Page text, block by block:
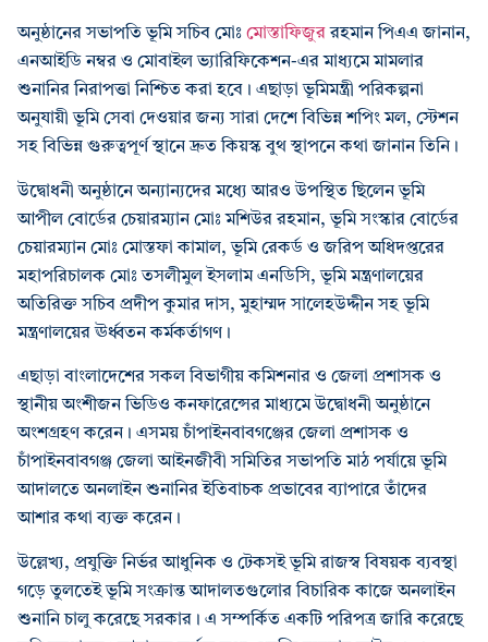
অনুষ্ঠানের সভাপতি ভূমি সচিব মোঃ মোস্তাফিজুররহমান পিএএ জানান,
এনআইডি নম্বর ও মোবাইল ভ্যারিফিকেশন-এর মাধ্যমে মামলার
শুনানির নিরাপত্তা নিশ্চিত করা হবে। এছাড়া ভূমিমন্ত্রী পরিকল্পনা
অনুযায়ী ভূমি সেবা দেওয়ার জন্য সারা দেশে বিভিন্ন শপিং মল, স্টেশন
সহ বিভিন্ন গুরুত্বপূর্ণ স্থানে দ্রুত কিয়স্ক বুথ স্থাপনে কথা জানান তিনি।
উদ্বোধনী অনুষ্ঠানে অন্যান্যদের মধ্যে আরও উপস্থিত ছিলেন ভূমি
আপীল বোর্ডের চেয়ারম্যান মোঃ মশিউর রহমান, ভূমি সংস্কার বোর্ডের
চেয়ারম্যান মোঃ মোস্তফা কামাল, ভূমি রেকর্ড ও জরিপ অধিদপ্তরের
মহাপরিচালক মোঃ তসলীমুল ইসলাম এনডিসি, ভূমি মন্ত্রণালয়ের
অতিরিক্ত সচিব প্রদীপ কুমার দাস, মুহাম্মদ সালেহউদ্দীন সহ ভূমি
মন্ত্রণালয়ের ঊর্ধ্বতন কর্মকর্তাগণ।
এছাড়া বাংলাদেশের সকল বিভাগীয় কমিশনার ও জেলা প্রশাসক ও
স্থানীয় অংশীজন ভিডিও কনফারেন্সের মাধ্যমে উদ্বোধনী অনুষ্ঠানে
অংশগ্রহণ করেন। এসময় চাঁপাইনবাবগঞ্জের জেলা প্রশাসক ও
চাঁপাইনবাবগঞ্জ জেলা আইনজীবী সমিতির সভাপতি মাঠ পর্যায়ে ভূমি
আদালতে অনলাইন শুনানির ইতিবাচক প্রভাবের ব্যাপারে তাঁদের
আশার কথা ব্যক্ত করেন।
উল্লেখ্য, প্রযুক্তি নির্ভর আধুনিক ও টেকসই ভূমি রাজস্ব বিষয়ক ব্যবস্থা
গড়ে তুলতেই ভূমি সংক্রান্ত আদালতগুলোর বিচারিক কাজে অনলাইন
শুনানি চালু করেছে সরকার। এ সম্পর্কিত একটি পরিপত্র জারি করেছে